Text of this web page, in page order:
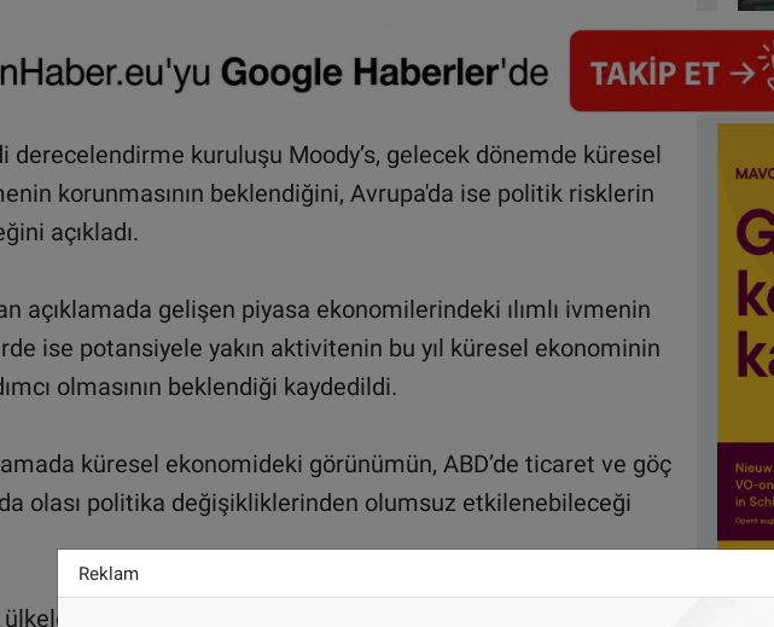
derecelendirme kuruluşu Moody’s, gelecek dönemde küresel
korunmasının beklendiğini, Avrupa'da ise politik risklerin
açıkladı.
açıklamada gelişen piyasa ekonomilerindeki ılımlı ivmenin
ise potansiyele yakın aktivitenin bu yıl küresel ekonominin
olmasının beklendiği kaydedildi.
küresel ekonomideki görünümün, ABD’de ticaret ve göç
olası politika değişikliklerinden olumsuz etkilenebileceği
ortalama büyümesinin 2016 yılındaki yüzde 2,6
Reklam